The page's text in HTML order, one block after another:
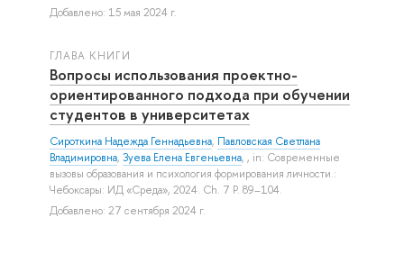
Добавлено: 15 мая 2024 г.
ГЛАВА КНИГИ
Вопросы использования проектно-
ориентированного подхода при обучении
студентов в университетах
Сироткина Надежда Геннадьевна, Павловская Светлана
Владимировна, Зуева Елена Евгеньевна, , in: Современные
вызовы образования и психология формирования личности.:
Чебоксары: ИД «Среда», 2024. Ch. 7 P. 89–104.
Добавлено: 27 сентября 2024 г.